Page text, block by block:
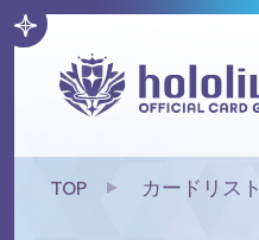
TOP カードリスト